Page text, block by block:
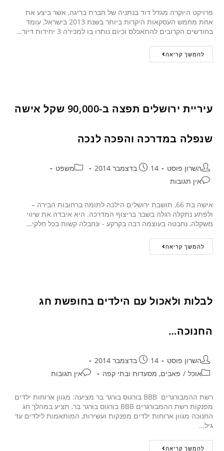
פרויקט היוקרה מגדל דוד בנתניה של חברת בריגה, אשר ביצע את
אחת מחמש העסקאות היקרות ביותר בשנת 2013 בישראל, עומד
בחודשים הקרובים להתאכלס וכיום נותרו בו למכירה 3 יחידות דיור…
להמשך קריאה
עיריית ירושלים תפצה ב-90,000 שקל אישה
שנפלה במדרכה והפכה לנכה
השרון פוסט 14 בדצמבר 2014
משפט
אין תגובות
אישה בת 66, תושבת ירושלים הילכה לתומה ברחובות הבירה –
ולפתע נתקלה רגלה בשבר בריצוף המדרכה. היא איבדה את שיווי
משקלה, נחבטה בעוצמה רבה בקרקע - ונחבלה קשות בכל חלקי…
להמשך קריאה
לבלות ולאכול עם הילדים בחופשת חג
החנוכה…
השרון פוסט
14 בדצמבר 2014
אוכל / פאבים, מסעדות ובתי קפה אין תגובות
רשת ההמבורגרים BBB בורגוס בורגר בר מציעה: מגוון ארוחות ילדים
מפנקות רשת ההמבורגרים BBB בורגוס בורגר בר, תציע במהלך חג
החנוכה מגוון ארוחות ילדים מפנקות ועשירות, המותאמות לילדים עד
גיל…
להמשך קריאה